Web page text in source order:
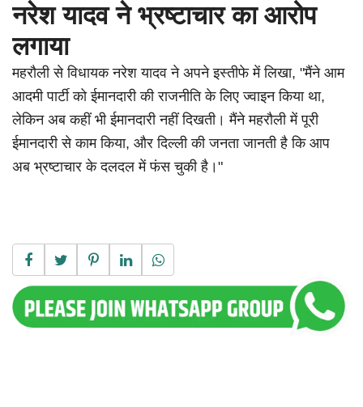
नरेश यादव ने भ्रष्टाचार का आरोप
लगाया
महरौली से विधायक नरेश यादव ने अपने इस्तीफे में लिखा, "मैंने आम
आदमी पार्टी को ईमानदारी की राजनीति के लिए ज्वाइन किया था,
लेकिन अब कहीं भी ईमानदारी नहीं दिखती। मैंने महरौली में पूरी
ईमानदारी से काम किया, और दिल्ली की जनता जानती है कि आप
अब भ्रष्टाचार के दलदल में फंस चुकी है।"